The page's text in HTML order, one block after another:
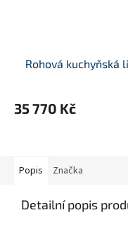
Rohová kuchyňská
35 770 Kč
Popis Značka
Detailní popis